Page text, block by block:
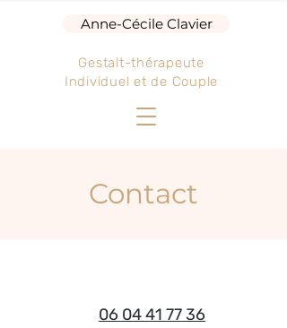
Anne-Cécile Clavier
Gestalt-thérapeute
Individuel et de Couple
Contact
06 04 41 77 36